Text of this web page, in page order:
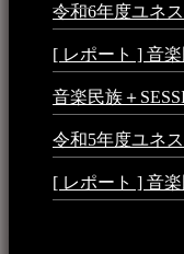
令和6年度ユネ
[ レポート ] 音楽
音楽民族＋
令和5年度ユネ
[ レポート ] 音楽